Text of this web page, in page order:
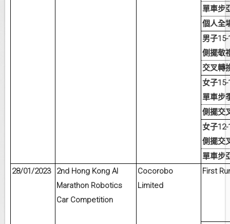
單車步
個人全
男子15-
側擺敬
交叉轉
女子15-
單車步
側擺交
女子12-
側擺交
單車步
28/01/2023
2nd Hong Kong AI
Marathon Robotics
Car Competition
Cocorobo
Limited
First